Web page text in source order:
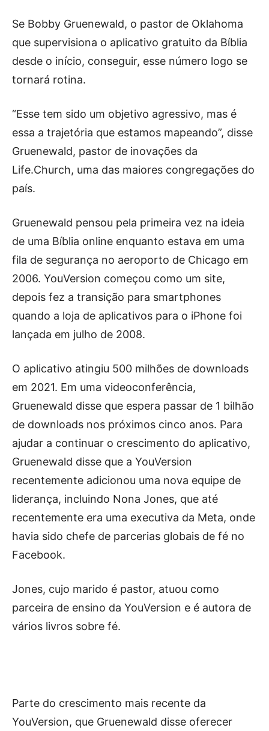
Se Bobby Gruenewald, o pastor de Oklahoma
que supervisiona o aplicativo gratuito da Bíblia
desde o início, conseguir, esse número logo se
tornará rotina.
“Esse tem sido um objetivo agressivo, mas é
essa a trajetória que estamos mapeando”, disse
Gruenewald, pastor de inovações da
Life.Church, uma das maiores congregações do
país.
Gruenewald pensou pela primeira vez na ideia
de uma Bíblia online enquanto estava em uma
fila de segurança no aeroporto de Chicago em
2006. YouVersion começou como um site,
depois fez a transição para smartphones
quando a loja de aplicativos para o iPhone foi
lançada em julho de 2008.
O aplicativo atingiu 500 milhões de downloads
em 2021. Em uma videoconferência,
Gruenewald disse que espera passar de 1 bilhão
de downloads nos próximos cinco anos. Para
ajudar a continuar o crescimento do aplicativo,
Gruenewald disse que a YouVersion
recentemente adicionou uma nova equipe de
liderança, incluindo Nona Jones, que até
recentemente era uma executiva da Meta, onde
havia sido chefe de parcerias globais de fé no
Facebook.
Jones, cujo marido é pastor, atuou como
parceira de ensino da YouVersion e é autora de
vários livros sobre fé.
Parte do crescimento mais recente da
YouVersion, que Gruenewald disse oferecer